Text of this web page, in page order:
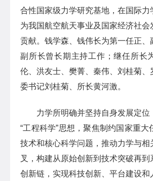
合性国家级力学研究基地，在国际力
为我国航空航天事业及国家经济社会
贡献。钱学森、钱伟长为第一任正、
副所长曾长期主持工作；继任所长
伦、洪友士、樊菁、秦伟、刘桂菊、
委书记刘桂菊、所长黄河激。
力学所明确并坚持自身发展定位
“工程科学”思想，聚焦制约国家重大
技术和核心科学问题，推动力学与相
叉，构建从原始创新到技术突破再到
创新链，实现科技创新、平台建设和